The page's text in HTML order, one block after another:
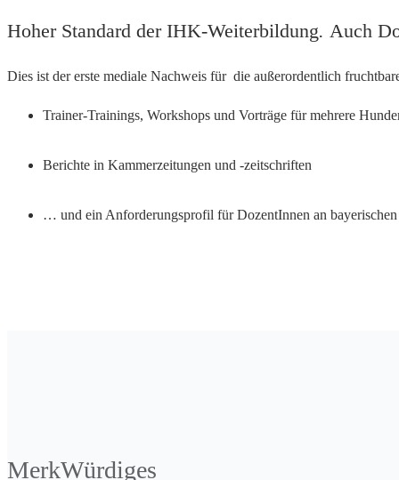
Hoher Standard der IHK-Weiterbildung. Auch
Dies ist der erste mediale Nachweis für die außerordentlich
Trainer-Trainings, Workshops und Vorträge für mehrere
Berichte in Kammerzeitungen und -zeitschriften
… und ein Anforderungsprofil für DozentInnen an
MerkWürdiges